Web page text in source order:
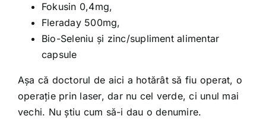
Fokusin 0,4mg,
Fleraday 500mg,
Bio-Seleniu şi zinc/supliment alimentar
capsule
Aşa că doctorul de aici a hotărât să fiu operat, o
operaţie prin laser, dar nu cel verde, ci unul mai
vechi. Nu ştiu cum să-i dau o denumire.